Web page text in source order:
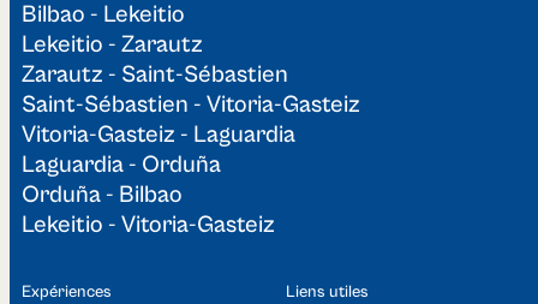
Bilbao - Lekeitio
Lekeitio - Zarautz
Zarautz - Saint-Sébastien
Saint-Sébastien - Vitoria-Gasteiz
Vitoria-Gasteiz - Laguardia
Laguardia - Orduña
Orduña - Bilbao
Lekeitio - Vitoria-Gasteiz
Expériences Liens utiles